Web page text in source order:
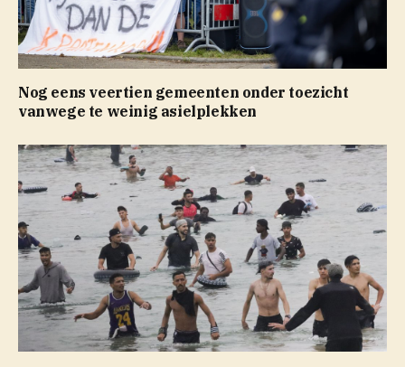
Nog eens veertien gemeenten onder toezicht
vanwege te weinig asielplekken